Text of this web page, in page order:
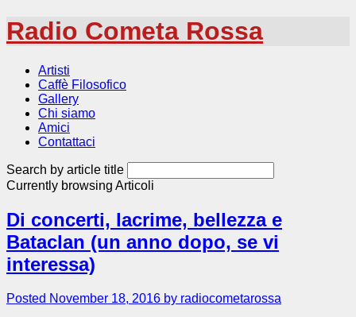
Radio Cometa Rossa
Artisti
Caffè Filosofico
Gallery
Chi siamo
Amici
Contattaci
Search by article title
Currently browsing Articoli
Di concerti, lacrime, bellezza e
Bataclan (un anno dopo, se vi
interessa)
Posted November 18, 2016 by radiocometarossa